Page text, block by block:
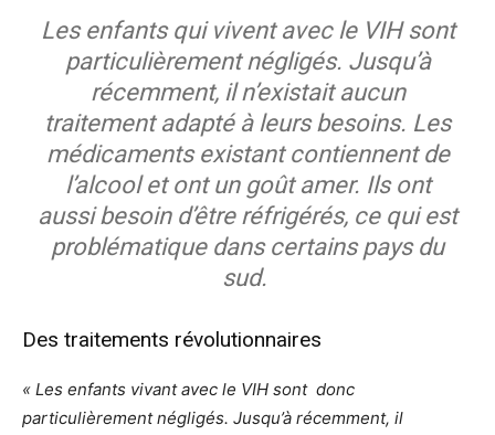
Les enfants qui vivent avec le VIH sont
particulièrement négligés. Jusqu’à
récemment, il n’existait aucun
traitement adapté à leurs besoins. Les
médicaments existant contiennent de
l’alcool et ont un goût amer. Ils ont
aussi besoin d’être réfrigérés, ce qui est
problématique dans certains pays du
sud.
Des traitements révolutionnaires
« Les enfants vivant avec le VIH sont donc
particulièrement négligés. Jusqu’à récemment, il